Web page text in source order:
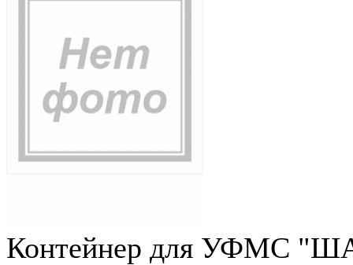
Контейнер для УФМС